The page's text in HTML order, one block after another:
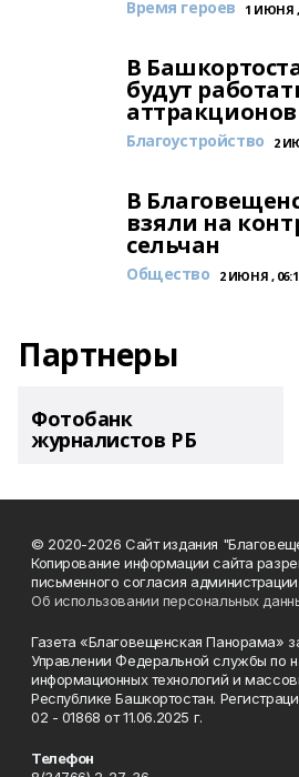
Время героев 1 ИЮНЯ ,
В
будут
аттракционов
Благоустройство 2
В
взяли на
сельчан
Общество 2 ИЮНЯ ,
Партнеры
Фотобанк
журналистов РБ
© 2020-2026 Сайт издания
Копирование информации сайта
письменного согласия администрации.
Об использовании персональных
Газета «Благовещенская Панорама»
Управлении Федеральной службы по
информационных технологий и
Республике Башкортостан.
02 - 01868 от 11.06.2025 г.
Телефон